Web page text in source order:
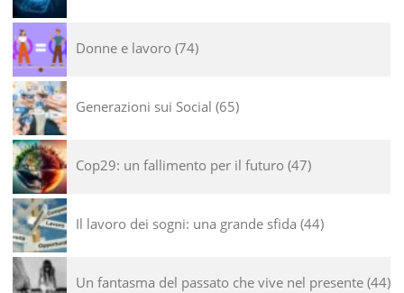
Donne e lavoro 74
Generazioni sui Social 65
Cop29: un fallimento per il futuro 47
Il lavoro dei sogni: una grande sfida 44
Un fantasma del passato che vive nel presente 44